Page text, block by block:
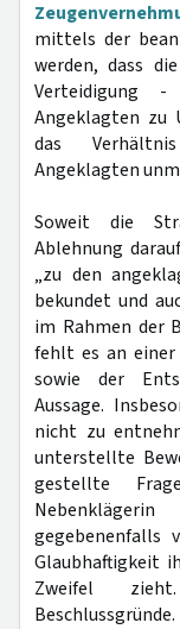
mittels der
werden, dass
Verteidigung
Angeklagten zu
das
Angeklagten
Soweit die
Ablehnung
„zu den
bekundet und
im Rahmen der
fehlt es an
sowie der
Aussage.
nicht zu
unterstellte
gestellte
gegebenenfalls
Glaubhaftigkeit
Zweifel
Beschlussgründe.